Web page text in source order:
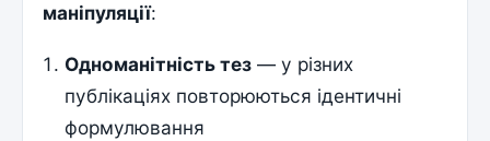
маніпуляції:
Одноманітність тез — у різних
публікаціях повторюються ідентичні
формулювання